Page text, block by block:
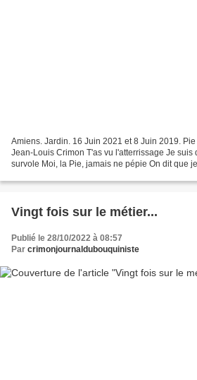
Amiens. Jardin. 16 Juin 2021 et 8 Juin 2019.
Jean-Louis Crimon T'as vu l'atterrissage Je suis
survole Moi, la Pie, jamais ne pépie On dit que
Vingt fois sur le métier...
Publié le 28/10/2022 à 08:57
Par crimonjournaldubouquiniste